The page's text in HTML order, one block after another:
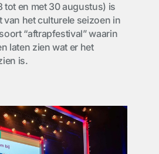
tot en met 30 augustus) is
van het culturele seizoen in
“aftrapfestival” waarin
laten zien wat er het
is.